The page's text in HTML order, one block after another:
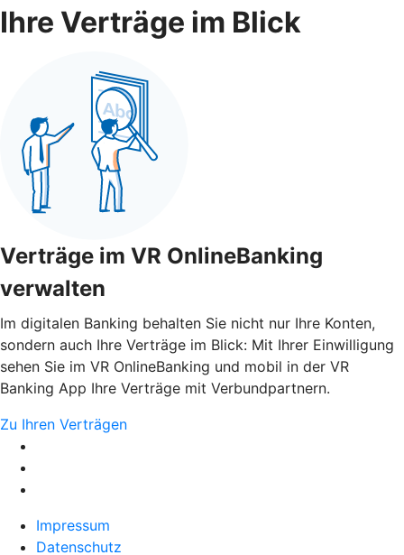
Ihre Verträge im Blick
Verträge im VR OnlineBanking
verwalten
Im digitalen Banking behalten Sie nicht nur Ihre Konten,
sondern auch Ihre Verträge im Blick: Mit Ihrer Einwilligung
sehen Sie im VR OnlineBanking und mobil in der VR
Banking App Ihre Verträge mit Verbundpartnern.
Zu Ihren Verträgen
Impressum
Datenschutz